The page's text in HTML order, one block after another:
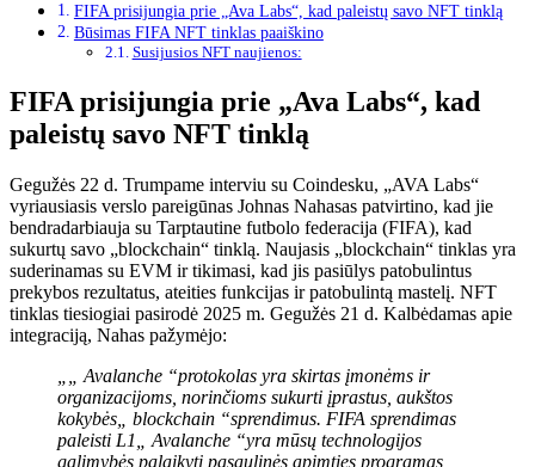
FIFA prisijungia prie „Ava Labs“, kad paleistų savo NFT tinklą
Būsimas FIFA NFT tinklas paaiškino
Susijusios NFT naujienos:
FIFA prisijungia prie „Ava Labs“, kad
paleistų savo NFT tinklą
Gegužės 22 d. Trumpame interviu su Coindesku, „AVA Labs“
vyriausiasis verslo pareigūnas Johnas Nahasas patvirtino, kad jie
bendradarbiauja su Tarptautine futbolo federacija (FIFA), kad
sukurtų savo „blockchain“ tinklą. Naujasis „blockchain“ tinklas yra
suderinamas su EVM ir tikimasi, kad jis pasiūlys patobulintus
prekybos rezultatus, ateities funkcijas ir patobulintą mastelį. NFT
tinklas tiesiogiai pasirodė 2025 m. Gegužės 21 d. Kalbėdamas apie
integraciją, Nahas pažymėjo:
„„ Avalanche “protokolas yra skirtas įmonėms ir
organizacijoms, norinčioms sukurti įprastus, aukštos
kokybės„ blockchain “sprendimus. FIFA sprendimas
paleisti L1„ Avalanche “yra mūsų technologijos
galimybės palaikyti pasaulinės apimties programas